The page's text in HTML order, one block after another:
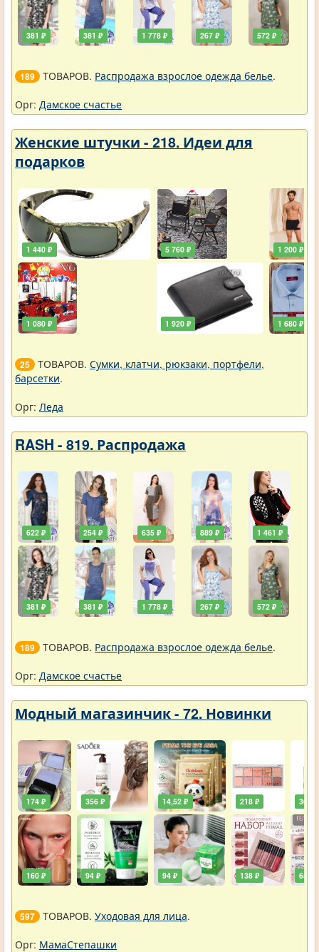
381 ₽ 381 ₽ 1 778 ₽ 267 ₽ 572 ₽
189 ТОВАРОВ. Распродажа взрослое одежда белье.
Орг: Дамское счастье
Женские штучки - 218. Идеи для
подарков
1 440 ₽
1 080 ₽
5 760 ₽
1 920 ₽
1 200 ₽
1 680 ₽
25 ТОВАРОВ. Сумки, клатчи, рюкзаки, портфели,
барсетки.
Орг: Леда
RASH - 819. Распродажа
622 ₽
381 ₽
254 ₽
381 ₽
635 ₽
1 778 ₽
889 ₽
267 ₽
1 461 ₽
572 ₽
189 ТОВАРОВ. Распродажа взрослое одежда белье.
Орг: Дамское счастье
Модный магазинчик - 72. Новинки
174 ₽
160 ₽
356 ₽
94 ₽
14,52 ₽
94 ₽
218 ₽
138 ₽ 65 ₽
597 ТОВАРОВ. Уходовая для лица.
Орг: МамаСтепашки